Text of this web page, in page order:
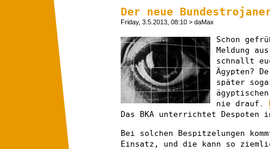
Der neue
Friday, 3.5.2013, 08:10 > daMax
Schon
Meldung
schnallt
Ägypten?
später
nie drauf.
Das BKA unterrichtet
Bei solchen Bespitzelungen
Einsatz, und die kann so